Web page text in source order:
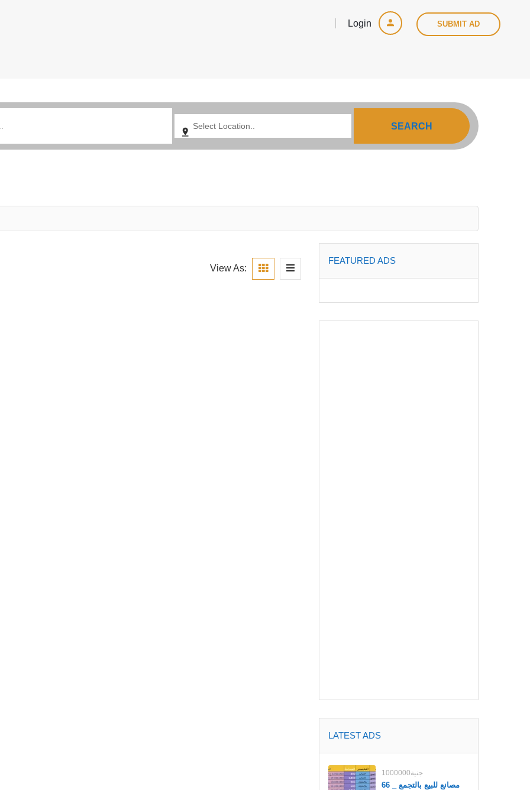
Login SUBMIT AD
SEARCH
View As:
FEATURED ADS
LATEST ADS
1000000جنية
مصانع للبيع بالتجمع _ 66